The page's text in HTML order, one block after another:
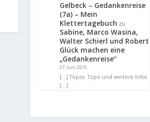
Gelbeck – Gedankenreise
(7a) – Mein
Klettertagebuch zu
Sabine, Marco Wasina,
Walter Schierl und Robert
Glück machen eine
„Gedankenreise“
27. Juni 2025
[…] Topos: Topo und weitere Infos
[…]